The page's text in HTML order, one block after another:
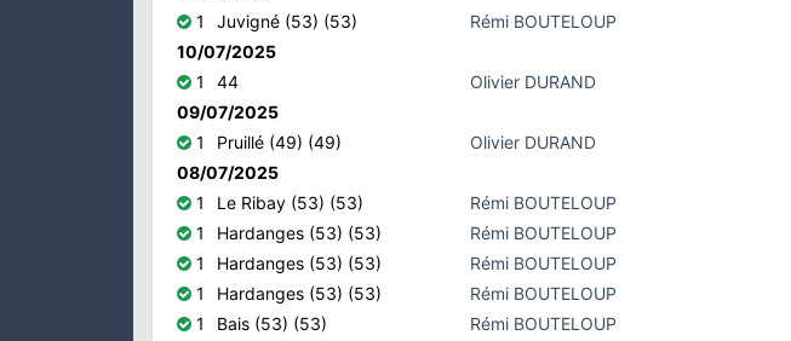
1
Juvigné (53) (53)
Rémi BOUTELOUP
10/07/2025
1
44
Olivier DURAND
09/07/2025
1
Pruillé (49) (49)
Olivier DURAND
08/07/2025
1
Le Ribay (53) (53)
Rémi BOUTELOUP
1
Hardanges (53) (53)
Rémi BOUTELOUP
1
Hardanges (53) (53)
Rémi BOUTELOUP
1
Hardanges (53) (53)
Rémi BOUTELOUP
1
Bais (53) (53) Rémi BOUTELOUP